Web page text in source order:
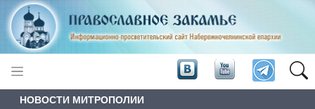
НОВОСТИ МИТРОПОЛИИ